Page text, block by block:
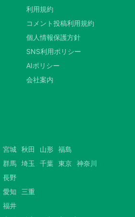
利用規約
コメント投稿利用規約
個人情報保護方針
SNS利用ポリシー
AIポリシー
会社案内
宮城 秋田 山形 福島
群馬 埼玉 千葉 東京 神奈川
長野
愛知
三重
福井